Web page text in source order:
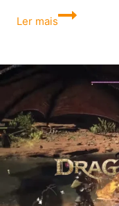
Ler mais
Haylou
fones
com
cancelamento
de
ruído
e
bom
custo-